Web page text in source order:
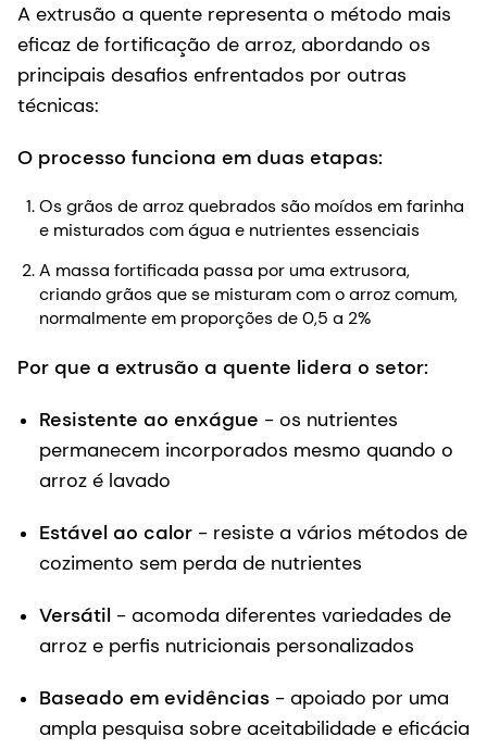
A extrusão a quente representa o método mais
eficaz de fortificação de arroz, abordando os
principais desafios enfrentados por outras
técnicas:
O processo funciona em duas etapas:
Os grãos de arroz quebrados são moídos em farinha
e misturados com água e nutrientes essenciais
A massa fortificada passa por uma extrusora,
criando grãos que se misturam com o arroz comum,
normalmente em proporções de 0,5 a 2%
Por que a extrusão a quente lidera o setor:
Resistente ao enxágue - os nutrientes
permanecem incorporados mesmo quando o
arroz é lavado
Estável ao calor - resiste a vários métodos de
cozimento sem perda de nutrientes
Versátil - acomoda diferentes variedades de
arroz e perfis nutricionais personalizados
Baseado em evidências - apoiado por uma
ampla pesquisa sobre aceitabilidade e eficácia